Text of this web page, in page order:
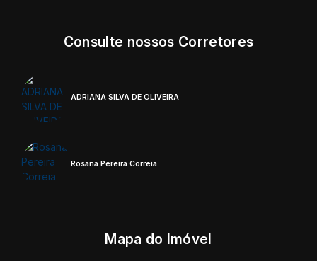
Consulte nossos Corretores
ADRIANA SILVA DE OLIVEIRA
Rosana Pereira Correia
Mapa do Imóvel